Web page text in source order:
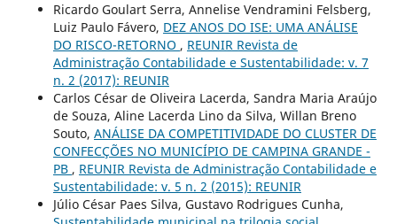
Ricardo Goulart Serra, Annelise Vendramini Felsberg,
Luiz Paulo Fávero, DEZ ANOS DO ISE: UMA ANÁLISE
DO RISCO-RETORNO , REUNIR Revista de
Administração Contabilidade e Sustentabilidade: v. 7
n. 2 (2017): REUNIR
Carlos César de Oliveira Lacerda, Sandra Maria Araújo
de Souza, Aline Lacerda Lino da Silva, Willan Breno
Souto, ANÁLISE DA COMPETITIVIDADE DO CLUSTER DE
CONFECÇÕES NO MUNICÍPIO DE CAMPINA GRANDE -
PB , REUNIR Revista de Administração Contabilidade e
Sustentabilidade: v. 5 n. 2 (2015): REUNIR
Júlio César Paes Silva, Gustavo Rodrigues Cunha,